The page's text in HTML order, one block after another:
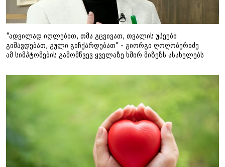
"ადვილად იღლებით, თმა გცვივათ, თვალის უპეები
გიშავდებათ, გული გიჩქარდებათ" - გიორგი ღოღობერიძე
ამ სიმპტომების გამომწვევ ყველაზე ხშირ მიზეზს ასახელებს